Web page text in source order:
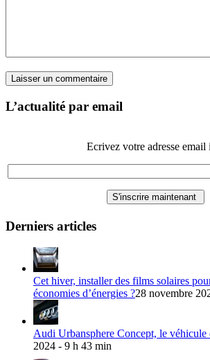
L’actualité par email
Ecrivez votre adresse email
Derniers articles
Cet hiver, installer des films solaires
économies d’énergies ?28 novembre
Audi Urbansphere Concept, le véhicule
2024 - 9 h 43 min